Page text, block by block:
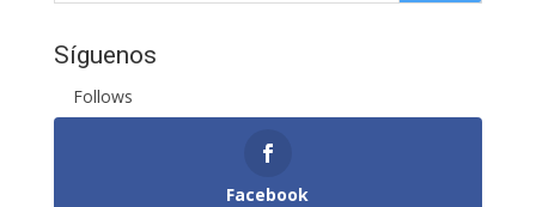
Síguenos
Follows
Facebook